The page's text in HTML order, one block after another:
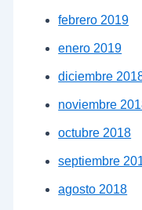
febrero 2019
enero 2019
diciembre
noviembre
octubre 2018
septiembre
agosto 2018